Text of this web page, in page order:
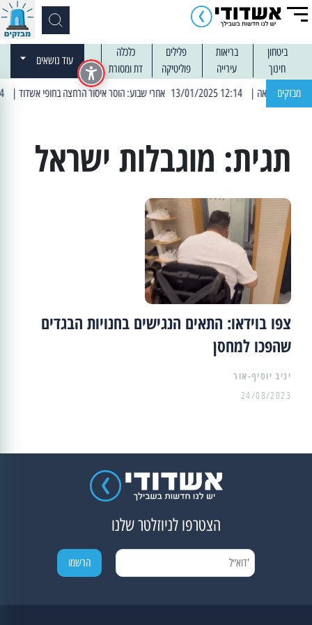
ביטחון בריאות פלילים
כלכלה
חינוך
עירייה פוליטיקה דת ומסורת
עוד נושאים
מבזקים | 12:14 13/01/2025 אחרי שבוע: הוסר איסור הרחצה בחופי אשדוד | 13:04 14/01/2025 עובדים בלילות: עבודות קרצוף וריבוד אספלט
תגית: מוגבלות ישראל
צפו בוידאו: התאים הנגישים בחנויות הבגדים
שהפכו למחסן
יניב יוסיף-אור
24/08/2023
הצטרפו לניוזלטר שלנו